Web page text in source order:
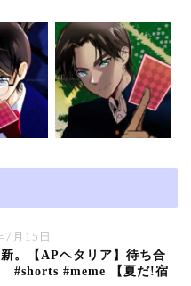
7月15日
。【APヘタリア】待ち合
#shorts #meme 【夏だ!宿